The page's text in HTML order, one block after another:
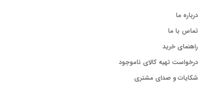
درباره ما
تماس با ما
راهنمای خرید
درخواست تهیه کالای ناموجود
شکایات و صدای مشتری